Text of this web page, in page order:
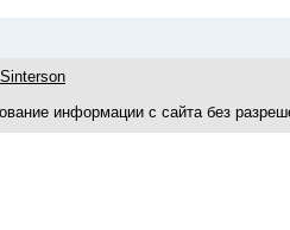
информации с сайта без